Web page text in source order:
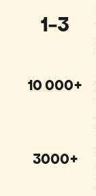
1-3
10 000+
3000+